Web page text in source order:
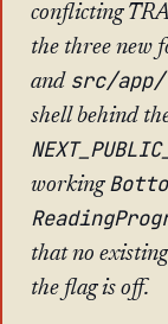
conflicting
the three new
and src/
shell behind
working
that no
the flag is off.